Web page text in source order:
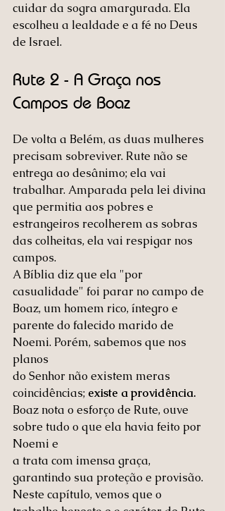
cuidar da sogra amargurada. Ela
escolheu a lealdade e a fé no Deus
de Israel.
Rute 2 - A Graça nos
Campos de Boaz
De volta a Belém, as duas mulheres
precisam sobreviver. Rute não se
entrega ao desânimo; ela vai
trabalhar. Amparada pela lei divina
que permitia aos pobres e
estrangeiros recolherem as sobras
das colheitas, ela vai respigar nos
campos.
A Bíblia diz que ela "por
casualidade" foi parar no campo de
Boaz, um homem rico, íntegro e
parente do falecido marido de
Noemi. Porém, sabemos que nos
planos
do Senhor não existem meras
coincidências; existe a providência.
Boaz nota o esforço de Rute, ouve
sobre tudo o que ela havia feito por
Noemi e
a trata com imensa graça,
garantindo sua proteção e provisão.
Neste capítulo, vemos que o